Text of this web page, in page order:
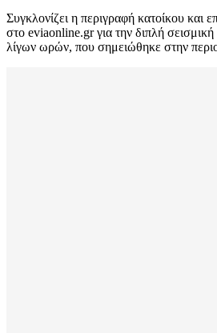
Συγκλονίζει η περιγραφή κατοίκου και
στο eviaonline.gr για την διπλή
λίγων ωρών, που σημειώθηκε στην